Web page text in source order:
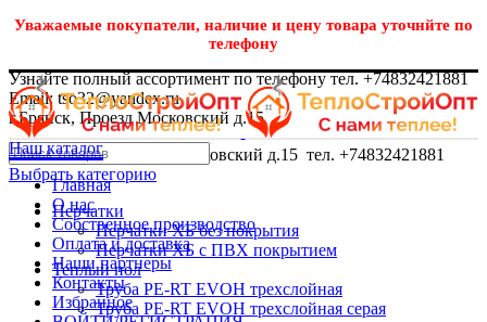
Уважаемые покупатели, наличие и цену товара уточнйте по
телефону
Узнайте полный ассортимент по телефону тел. +74832421881
Email: tso32@yandex.ru
г.Брянск, Проезд Московский д.15
г.Брянск, Проезд Московский д.15 тел. +74832421881
Выбрать категорию
Перчатки
Перчатки ХБ без покрытия
Перчатки ХБ с ПВХ покрытием
Теплый пол
Труба PE-RT EVOH трехслойная
Труба PE-RT EVOH трехслойная серая
Наш каталог
Главная
О нас
Собственное производство
Оплата и доставка
Наши партнеры
Контакты
Избранное